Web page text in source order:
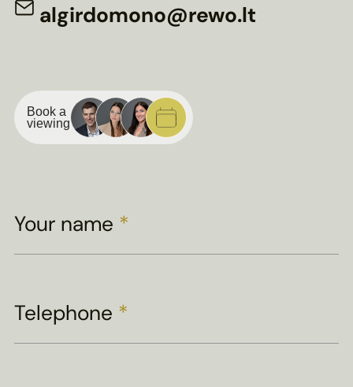
algirdomono@rewo.lt
Book a
viewing
Your name *
Telephone *